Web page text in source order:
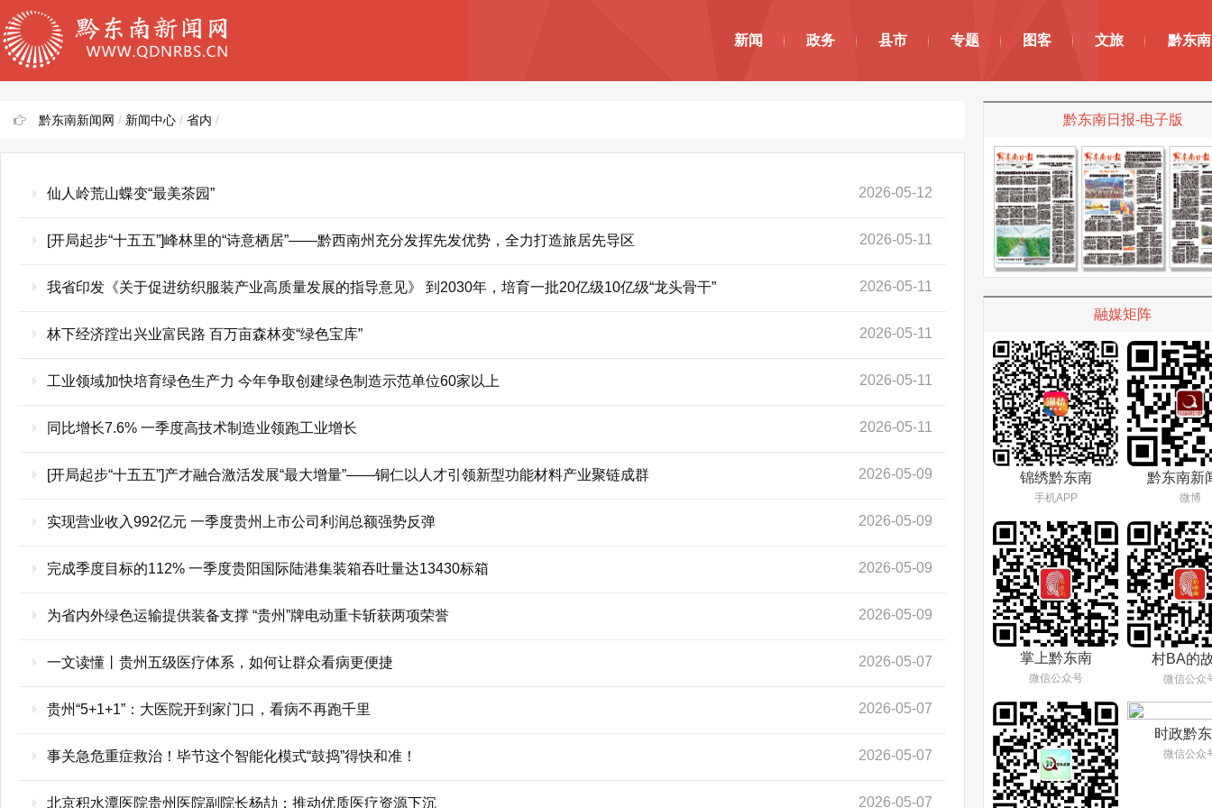
新闻 政务 县市 专题 图客 文旅 黔东
黔东南新闻网 / 新闻中心 / 省内 /
​仙人岭荒山蝶变“最美茶园” 2026-05-12
[开局起步“十五五”]峰林里的“诗意栖居”——黔西南州充分发挥先发优势，全力打造旅居先导区 2026-05-11
我省印发《关于促进纺织服装产业高质量发展的指导意见》 到2030年，培育一批20亿级10亿级“龙头骨干” 2026-05-11
林下经济蹚出兴业富民路 百万亩森林变“绿色宝库” 2026-05-11
工业领域加快培育绿色生产力 今年争取创建绿色制造示范单位60家以上 2026-05-11
同比增长7.6% 一季度高技术制造业领跑工业增长 2026-05-11
[开局起步“十五五”]产才融合激活发展“最大增量”——铜仁以人才引领新型功能材料产业聚链成群 2026-05-09
实现营业收入992亿元 一季度贵州上市公司利润总额强势反弹 2026-05-09
完成季度目标的112% 一季度贵阳国际陆港集装箱吞吐量达13430标箱 2026-05-09
为省内外绿色运输提供装备支撑 “贵州”牌电动重卡斩获两项荣誉 2026-05-09
一文读懂丨贵州五级医疗体系，如何让群众看病更便捷 2026-05-07
贵州“5+1+1”：大医院开到家门口，看病不再跑千里 2026-05-07
事关急危重症救治！毕节这个智能化模式“鼓捣”得快和准！ 2026-05-07
北京积水潭医院贵州医院副院长杨劼：推动优质医疗资源下沉 2026-05-07
黔东南日报-电子版
融媒矩阵
锦绣黔东南
手机APP
黔东南新
微博
掌上黔东南
微信公众号
村BA的
微信公众
时政黔
微信公众